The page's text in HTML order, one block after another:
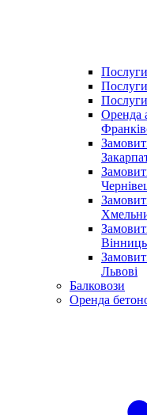
Послуги
Оренда
Львові
Балковози
Оренда